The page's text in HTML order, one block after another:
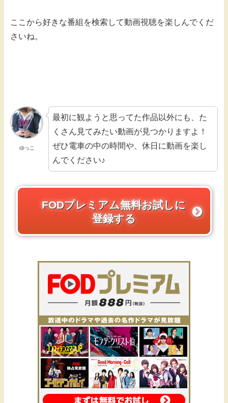
ここから好きな番組を検索して動画視聴を楽しんでくだ
さいね。
ゆっこ
最初に観ようと思ってた作品以外にも、た
くさん見てみたい動画が見つかりますよ！
ぜひ電車の中の時間や、休日に動画を楽し
んでください♪
FODプレミアム無料お試しに
登録する